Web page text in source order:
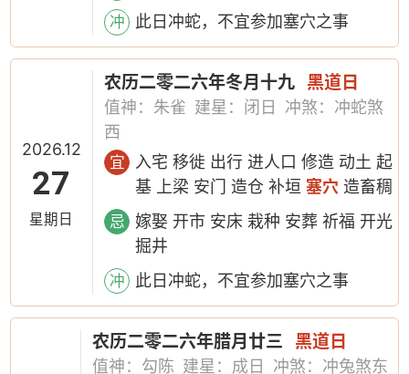
冲 此日冲蛇，不宜参加塞穴之事
2026.12
27
星期日
农历二零二六年冬月十九 黑道日
值神：朱雀 建星：闭日
冲煞：冲蛇煞
西
宜
入宅 移徙 出行 进人口 修造 动土 起
基 上梁 安门 造仓 补垣塞穴 造畜稠
忌
嫁娶 开市 安床 栽种 安葬 祈福 开光
掘井
冲 此日冲蛇，不宜参加塞穴之事
农历二零二六年腊月廿三 黑道日
值神：勾陈 建星：成日 冲煞：冲兔煞东